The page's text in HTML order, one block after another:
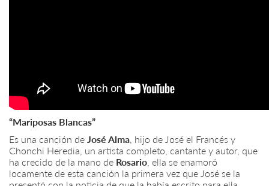
“Mariposas Blancas”
Es una canción de José Alma , hijo de José el Francés y
Chonchi Heredia, un artista completo, cantante y autor, que
ha crecido de la mano de Rosario , ella se enamoró
locamente de esta canción la primera vez que José se la